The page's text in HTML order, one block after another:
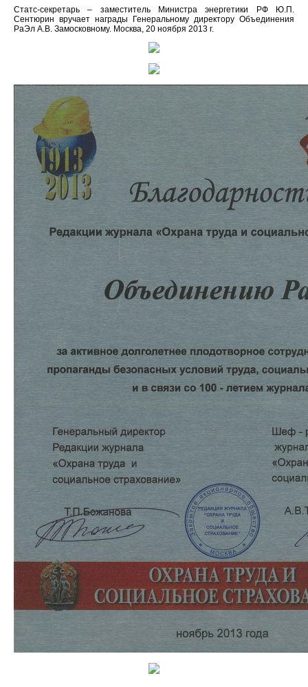
Статс-секретарь – заместитель Министра энергетики РФ Ю.П.
Сентюрин вручает награды Генеральному директору Объединения
РаЭл А.В. Замосковному. Москва, 20 ноября 2013 г.